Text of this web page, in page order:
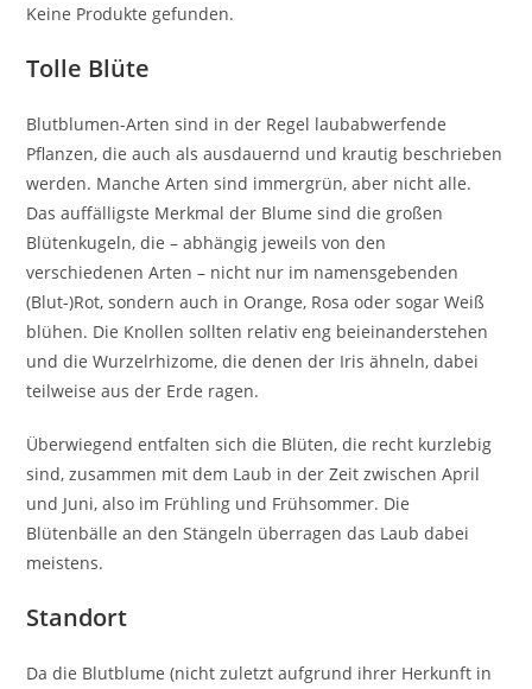
Keine Produkte gefunden.
Tolle Blüte
Blutblumen-Arten sind in der Regel laubabwerfende
Pflanzen, die auch als ausdauernd und krautig beschrieben
werden. Manche Arten sind immergrün, aber nicht alle.
Das auffälligste Merkmal der Blume sind die großen
Blütenkugeln, die – abhängig jeweils von den
verschiedenen Arten – nicht nur im namensgebenden
(Blut-)Rot, sondern auch in Orange, Rosa oder sogar Weiß
blühen. Die Knollen sollten relativ eng beieinanderstehen
und die Wurzelrhizome, die denen der Iris ähneln, dabei
teilweise aus der Erde ragen.
Überwiegend entfalten sich die Blüten, die recht kurzlebig
sind, zusammen mit dem Laub in der Zeit zwischen April
und Juni, also im Frühling und Frühsommer. Die
Blütenbälle an den Stängeln überragen das Laub dabei
meistens.
Standort
Da die Blutblume (nicht zuletzt aufgrund ihrer Herkunft in